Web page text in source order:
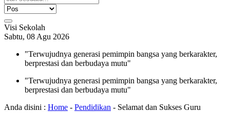
Visi Sekolah
Sabtu, 08 Agu 2026
"Terwujudnya generasi pemimpin bangsa yang berkarakter,
berprestasi dan berbudaya mutu"
"Terwujudnya generasi pemimpin bangsa yang berkarakter,
berprestasi dan berbudaya mutu"
Anda disini : Home - Pendidikan - Selamat dan Sukses Guru